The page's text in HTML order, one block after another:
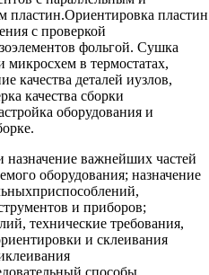
пластин.Ориентировка пластин
с проверкой
фольгой. Сушка
в термостатах,
качества деталей иузлов,
качества сборки
оборудования и
назначение важнейших частей
оборудования; назначение
и приборов;
технические требования,
и склеивания